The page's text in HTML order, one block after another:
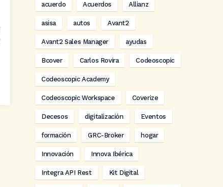
acuerdo Acuerdos Allianz
asisa autos Avant2
Avant2 Sales Manager ayudas
Bcover Carlos Rovira Codeoscopic
Codeoscopic Academy
Codeoscopic Workspace Coverize
Decesos digitalización Eventos
formación GRC-Broker hogar
Innovación Innova Ibérica
Integra API Rest Kit Digital